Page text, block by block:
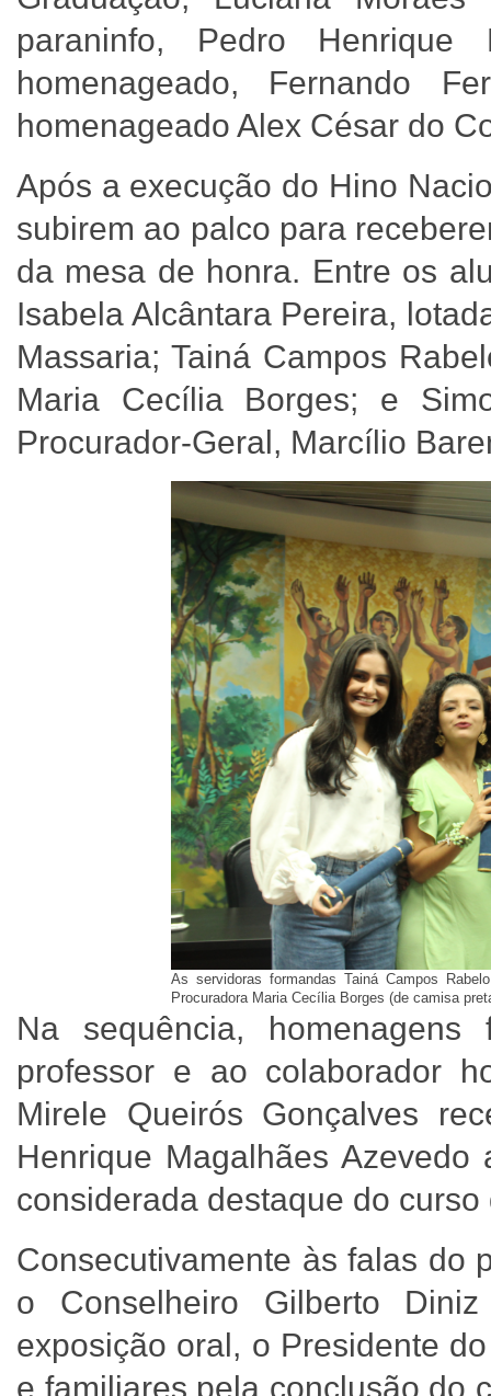
paraninfo, Pedro Henrique
homenageado, Fernando
homenageado Alex César do
Após a execução do Hino
subirem ao palco para
da mesa de honra. Entre os
Isabela Alcântara Pereira,
Massaria; Tainá Campos
Maria Cecília Borges; e
Procurador-Geral, Marcílio
As servidoras formandas Tainá Campos
Procuradora Maria Cecília Borges (de camisa
Na sequência,
professor e ao colaborador
Mirele Queirós Gonçalves
Henrique Magalhães
considerada destaque do
Consecutivamente às falas do
o Conselheiro Gilberto
exposição oral, o Presidente
e familiares pela conclusão do